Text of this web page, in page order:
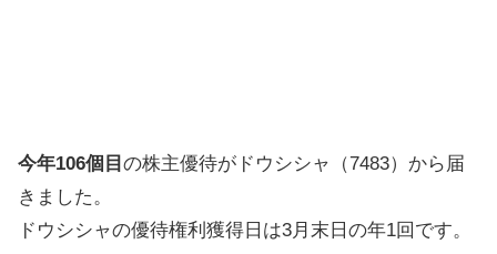
今年106個目 の株主優待がドウシシャ（7483）から届
きました。
ドウシシャの優待権利獲得日は3月末日の年1回です。